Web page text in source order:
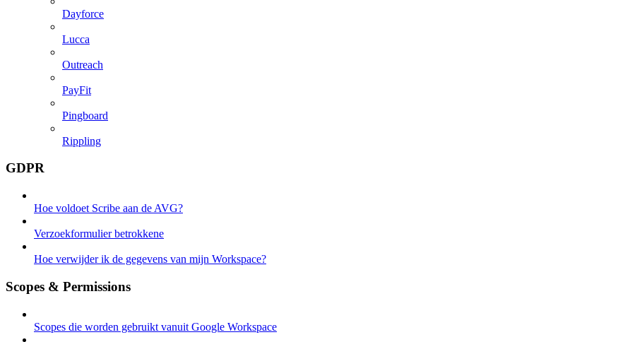
Dayforce
Lucca
Outreach
PayFit
Pingboard
Rippling
GDPR
Hoe voldoet Scribe aan de AVG?
Verzoekformulier betrokkene
Hoe verwijder ik de gegevens van mijn Workspace?
Scopes & Permissions
Scopes die worden gebruikt vanuit Google Workspace